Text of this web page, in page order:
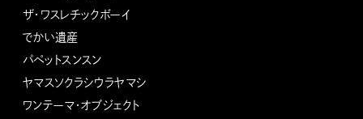
ザ・ワスレチックボーイ
でかい遺産
パペットスンスン
ヤマスソクラシウラヤマシ
ワンテーマ・オブジェクト